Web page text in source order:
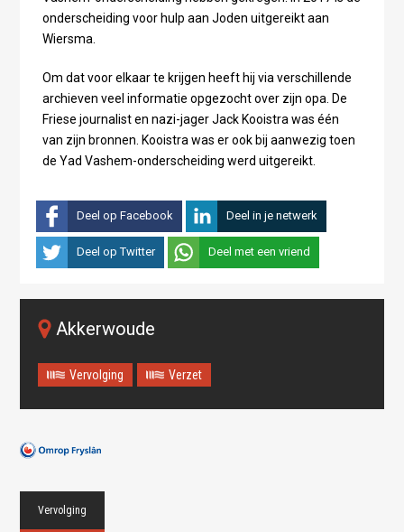
onderscheiding voor hulp aan Joden uitgereikt aan
Wiersma.
Om dat voor elkaar te krijgen heeft hij via verschillende
archieven veel informatie opgezocht over zijn opa. De
Friese journalist en nazi-jager Jack Kooistra was één
van zijn bronnen. Kooistra was er ook bij aanwezig toen
de Yad Vashem-onderscheiding werd uitgereikt.
Deel op Facebook Deel in je netwerk
Deel op Twitter Deel met een vriend
Akkerwoude
Vervolging Verzet
Vervolging